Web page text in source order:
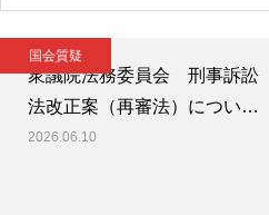
国会質疑
衆議院法務委員会 刑事訴訟
法改正案（再審法）につい…
2026.06.10